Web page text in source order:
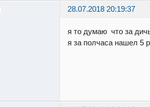
28.07.2018 20:19:37
я то думаю что за
я за полчаса нашел 5